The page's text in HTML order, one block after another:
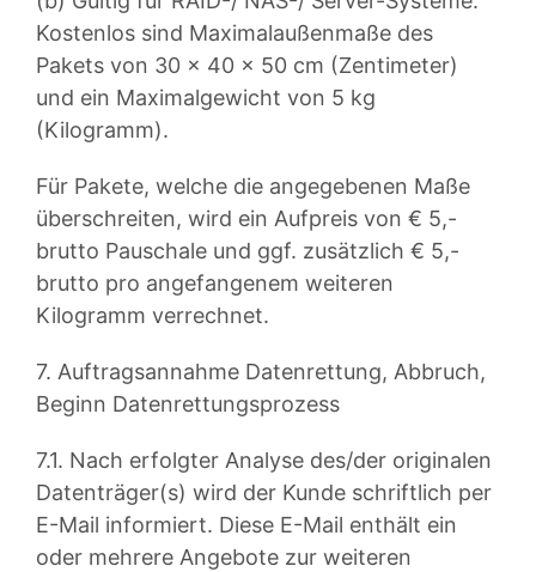
Kostenlos sind Maximalaußenmaße des
Pakets von 30 x 40 x 50 cm (Zentimeter)
und ein Maximalgewicht von 5 kg
(Kilogramm).
Für Pakete, welche die angegebenen Maße
überschreiten, wird ein Aufpreis von € 5,-
brutto Pauschale und ggf. zusätzlich € 5,-
brutto pro angefangenem weiteren
Kilogramm verrechnet.
7. Auftragsannahme Datenrettung, Abbruch,
Beginn Datenrettungsprozess
7.1. Nach erfolgter Analyse des/der originalen
Datenträger(s) wird der Kunde schriftlich per
E-Mail informiert. Diese E-Mail enthält ein
oder mehrere Angebote zur weiteren